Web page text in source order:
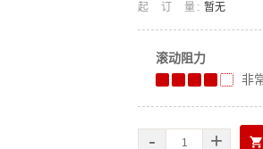
起订量 暂无
滚动阻力
非
- + 